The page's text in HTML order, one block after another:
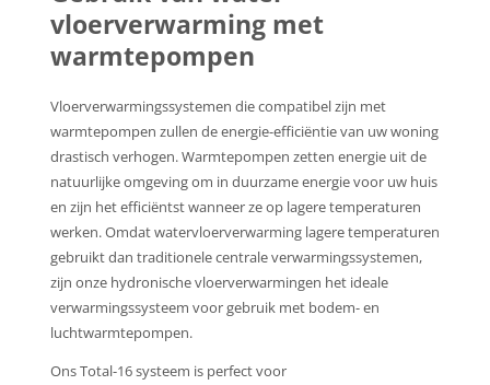
vloerverwarming met
warmtepompen
Vloerverwarmingssystemen die compatibel zijn met
warmtepompen zullen de energie-efficiëntie van uw woning
drastisch verhogen. Warmtepompen zetten energie uit de
natuurlijke omgeving om in duurzame energie voor uw huis
en zijn het efficiëntst wanneer ze op lagere temperaturen
werken. Omdat watervloerverwarming lagere temperaturen
gebruikt dan traditionele centrale verwarmingssystemen,
zijn onze hydronische vloerverwarmingen het ideale
verwarmingssysteem voor gebruik met bodem- en
luchtwarmtepompen.
Ons Total-16 systeem is perfect voor